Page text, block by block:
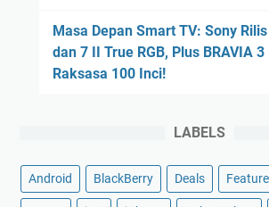
Masa Depan Smart TV: Sony Rilis
dan 7 II True RGB, Plus BRAVIA
Raksasa 100 Inci!
LABELS
Android BlackBerry Deals